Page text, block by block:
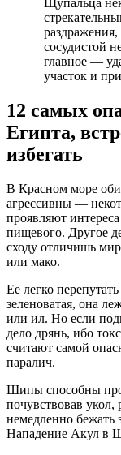
Щупальца
сосудистой
главное —
участок и
12 самых
Египта,
избегать
В Красном море
агрессивны —
проявляют
пищевого. Другое
сходу отличишь
или мако.
Ее легко
зеленоватая, она
или ил. Но если
дело дрянь, ибо
считают самой
паралич.
Шипы способны
почувствовав
немедленно
Нападение Акул в